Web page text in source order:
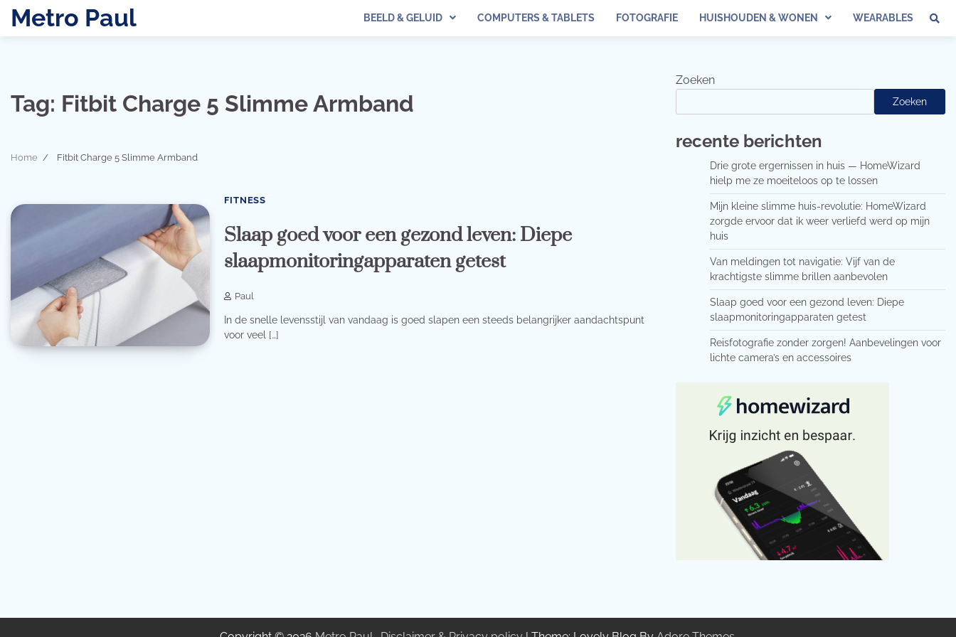
SkipMetro Paul BEELD & GELUID COMPUTERS & TABLETS FOTOGRAFIE HUISHOUDEN & WONEN WEARABLES
Tag: Fitbit Charge 5 Slimme Armband
Home Fitbit Charge 5 Slimme Armband
FITNESS
Slaap goed voor een gezond leven: Diepe
slaapmonitoringapparaten getest
Paul
In de snelle levensstijl van vandaag is goed slapen een steeds belangrijker aandachtspunt
voor veel […]
Zoeken
Zoeken
recente berichten
Drie grote ergernissen in huis — HomeWizard
hielp me ze moeiteloos op te lossen
Mijn kleine slimme huis-revolutie: HomeWizard
zorgde ervoor dat ik weer verliefd werd op mijn
huis
Van meldingen tot navigatie: Vijf van de
krachtigste slimme brillen aanbevolen
Slaap goed voor een gezond leven: Diepe
slaapmonitoringapparaten getest
Reisfotografie zonder zorgen! Aanbevelingen voor
lichte camera’s en accessoires